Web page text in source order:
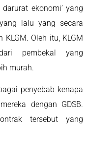
ekonomi’ yang
lalu yang secara
Oleh itu, KLGM
pembekal yang
murah.
penyebab kenapa
dengan GDSB.
tersebut yang